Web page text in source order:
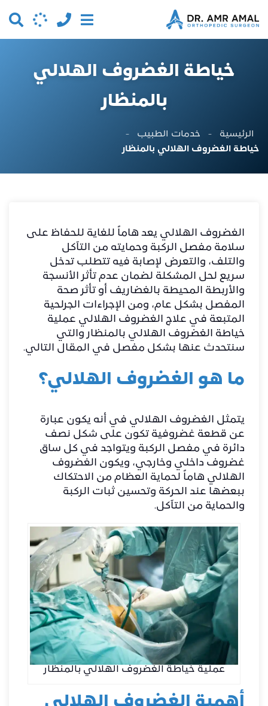
خياطة الغضروف الهلالي
بالمنظار
الرئيسية - خدمات الطبيب
-
خياطة الغضروف الهلالي بالمنظار
الغضروف الهلالي يعد هاماً للغاية للحفاظ على
سلامة مفصل الركبة وحمايته من التآكل
والتلف، والتعرض لإصابة فيه تتطلب تدخل
سريع لحل المشكلة لضمان عدم تأثر الأنسجة
والأربطة المحيطة بالغضاريف أو تأثر صحة
المفصل بشكل عام، ومن الإجراءات الجرلحية
المتبعة في علاج الغضروف الهلالي عملية
خياطة الغضروف الهلالي بالمنظار والتي
سنتحدث عنها بشكل مفصل في المقال التالي.
ما هو الغضروف الهلالي؟
يتمثل الغضروف الهلالي في أنه يكون عبارة
عن قطعة غضروفية تكون على شكل نصف
دائرة في مفصل الركبة ويتواجد في كل ساق
غضروف داخلي وخارجي، ويكون الغضروف
الهلالي هاماً لحماية العظام من الاحتكاك
ببعضها عند الحركة وتحسين ثبات الركبة
والحماية من التآكل.
عملية خياطة الغضروف الهلالي بالمنظار
أهمية الغضروف الهلالي